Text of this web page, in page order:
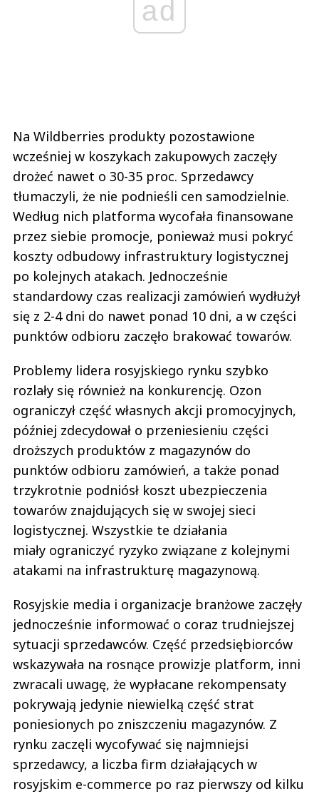
ad
Na Wildberries produkty pozostawione
wcześniej w koszykach zakupowych zaczęły
drożeć nawet o 30-35 proc. Sprzedawcy
tłumaczyli, że nie podnieśli cen samodzielnie.
Według nich platforma wycofała finansowane
przez siebie promocje, ponieważ musi pokryć
koszty odbudowy infrastruktury logistycznej
po kolejnych atakach. Jednocześnie
standardowy czas realizacji zamówień wydłużył
się z 2-4 dni do nawet ponad 10 dni, a w części
punktów odbioru zaczęło brakować towarów.
Problemy lidera rosyjskiego rynku szybko
rozlały się również na konkurencję. Ozon
ograniczył część własnych akcji promocyjnych,
później zdecydował o przeniesieniu części
droższych produktów z magazynów do
punktów odbioru zamówień, a także ponad
trzykrotnie podniósł koszt ubezpieczenia
towarów znajdujących się w swojej sieci
logistycznej. Wszystkie te działania
miały ograniczyć ryzyko związane z kolejnymi
atakami na infrastrukturę magazynową.
Rosyjskie media i organizacje branżowe zaczęły
jednocześnie informować o coraz trudniejszej
sytuacji sprzedawców. Część przedsiębiorców
wskazywała na rosnące prowizje platform, inni
zwracali uwagę, że wypłacane rekompensaty
pokrywają jedynie niewielką część strat
poniesionych po zniszczeniu magazynów. Z
rynku zaczęli wycofywać się najmniejsi
sprzedawcy, a liczba firm działających w
rosyjskim e-commerce po raz pierwszy od kilku